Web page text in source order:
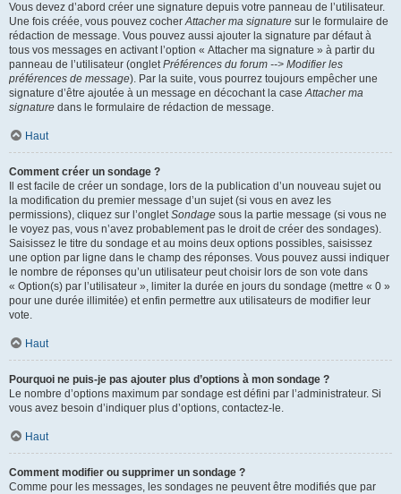
Vous devez d’abord créer une signature depuis votre panneau de l’utilisateur.
Une fois créée, vous pouvez cocherAttacher ma signature sur le formulaire de
rédaction de message. Vous pouvez aussi ajouter la signature par défaut à
tous vos messages en activant l’option « Attacher ma signature » à partir du
panneau de l’utilisateur (ongletPréférences du forum --> Modifier les
préférences de message). Par la suite, vous pourrez toujours empêcher une
signature d’être ajoutée à un message en décochant la caseAttacher ma
signature dans le formulaire de rédaction de message.
Haut
Comment créer un sondage ?
Il est facile de créer un sondage, lors de la publication d’un nouveau sujet ou
la modification du premier message d’un sujet (si vous en avez les
permissions), cliquez sur l’ongletSondage sous la partie message (si vous ne
le voyez pas, vous n’avez probablement pas le droit de créer des sondages).
Saisissez le titre du sondage et au moins deux options possibles, saisissez
une option par ligne dans le champ des réponses. Vous pouvez aussi indiquer
le nombre de réponses qu’un utilisateur peut choisir lors de son vote dans
« Option(s) par l’utilisateur », limiter la durée en jours du sondage (mettre « 0 »
pour une durée illimitée) et enfin permettre aux utilisateurs de modifier leur
vote.
Haut
Pourquoi ne puis-je pas ajouter plus d’options à mon sondage ?
Le nombre d’options maximum par sondage est défini par l’administrateur. Si
vous avez besoin d’indiquer plus d’options, contactez-le.
Haut
Comment modifier ou supprimer un sondage ?
Comme pour les messages, les sondages ne peuvent être modifiés que par